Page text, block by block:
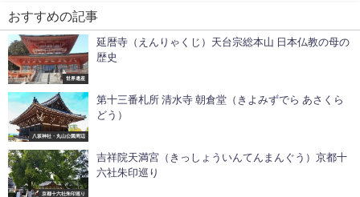
おすすめの記事
世界遺産
延暦寺（えんりゃくじ）天台宗総本山 日本仏教の母の
歴史
八坂神社・丸山公園周辺
第十三番札所 清水寺 朝倉堂（きよみずでら あさくら
どう）
京都十六社朱印巡り
吉祥院天満宮（きっしょういんてんまんぐう）京都十
六社朱印巡り